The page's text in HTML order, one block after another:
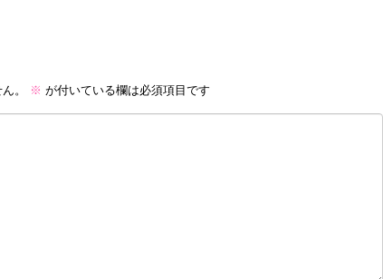
。 ※ が付いている欄は必須項目です